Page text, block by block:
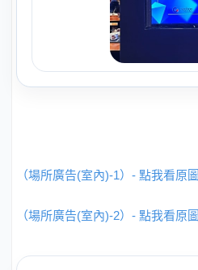
（場所廣告(室內)-1）- 點我看原圖
（場所廣告(室內)-2）- 點我看原圖